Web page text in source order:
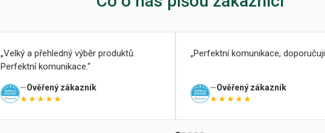
Velký a přehledný výběr produktů.
Perfektní komunikace.
Ověřený zákazník
★★★★★
Perfektní komunikace, doporučuji.
Ověřený zákazník
★★★★★